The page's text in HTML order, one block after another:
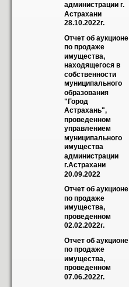
администрации г.
Астрахани
28.10.2022г.
Отчет об аукционе
по продаже
имущества,
находящегося в
собственности
муниципального
образования
"Город
Астрахань",
проведенном
управлением
муниципального
имущества
администрации
г.Астрахани
20.09.2022
Отчет об аукционе
по продаже
имущества,
проведенном
02.02.2022г.
Отчет об аукционе
по продаже
имущества,
проведенном
07.06.2022г.